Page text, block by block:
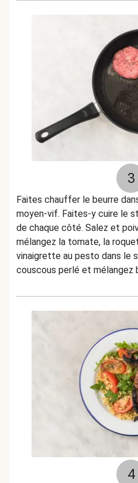
3
Faites chauffer le beurre
moyen-vif. Faites-y cuire le
de chaque côté. Salez et
mélangez la tomate, la
vinaigrette au pesto dans le
couscous perlé et mélangez
4